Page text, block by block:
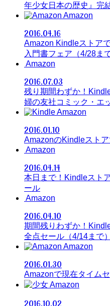
年少女日本の歴史』完
Amazon
2016.04.16
Amazon Kindleストア
入門書フェア（4/28まで
Amazon
2016.07.03
残り期間わずか！
婦の友社コミック・エ
Amazon
2016.01.10
AmazonのKindleスト
Amazon
2016.04.14
本日まで！Kindleスト
ール
Amazon
2016.04.10
期間残りわずか！
全点セール（4/14まで）
Amazon
2016.01.30
Amazonで現在タイム
Amazon
2016.10.02